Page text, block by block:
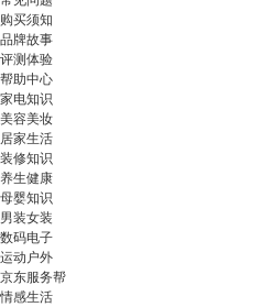
购买须知
品牌故事
评测体验
帮助中心
家电知识
美容美妆
居家生活
装修知识
养生健康
母婴知识
男装女装
数码电子
运动户外
京东服务帮
情感生活